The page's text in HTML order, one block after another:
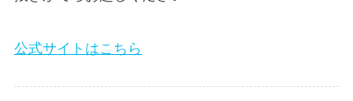
公式サイトはこちら